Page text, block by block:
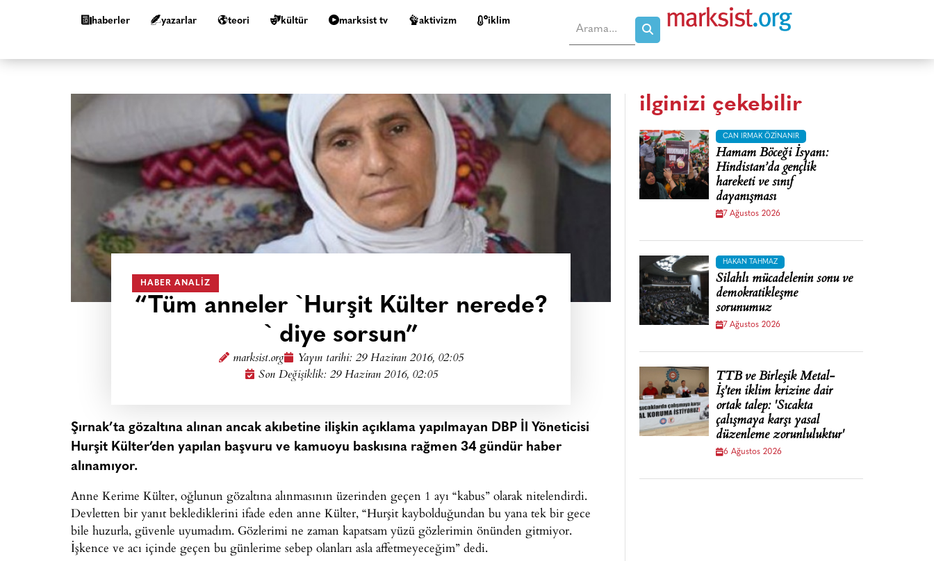
haberler yazarlar teori kültür marksist tv aktivizm i̇klim
HABER ANALIZ
“Tüm anneler `Hurşit Külter nerede?
` diye sorsun”
marksist.org Yayın tarihi: 29 Haziran 2016, 02:05
Son Değişiklik: 29 Haziran 2016, 02:05
Şırnak’ta gözaltına alınan ancak akıbetine ilişkin açıklama yapılmayan DBP İl Yöneticisi
Hurşit Külter’den yapılan başvuru ve kamuoyu baskısına rağmen 34 gündür haber
alınamıyor.
Anne Kerime Külter, oğlunun gözaltına alınmasının üzerinden geçen 1 ayı “kabus” olarak nitelendirdi.
Devletten bir yanıt beklediklerini ifade eden anne Külter, “Hurşit kaybolduğundan bu yana tek bir gece
bile huzurla, güvenle uyumadım. Gözlerimi ne zaman kapatsam yüzü gözlerimin önünden gitmiyor.
İşkence ve acı içinde geçen bu günlerime sebep olanları asla affetmeyeceğim” dedi.
ilginizi çekebilir
CAN IRMAK ÖZINANIR
Hamam Böceği İsyanı:
Hindistan’da gençlik
hareketi ve sınıf
dayanışması
7 Ağustos 2026
HAKAN TAHMAZ
Silahlı mücadelenin sonu ve
demokratikleşme
sorunumuz
7 Ağustos 2026
TTB ve Birleşik Metal-
İş'ten iklim krizine dair
ortak talep: 'Sıcakta
çalışmaya karşı yasal
düzenleme zorunluluktur'
6 Ağustos 2026